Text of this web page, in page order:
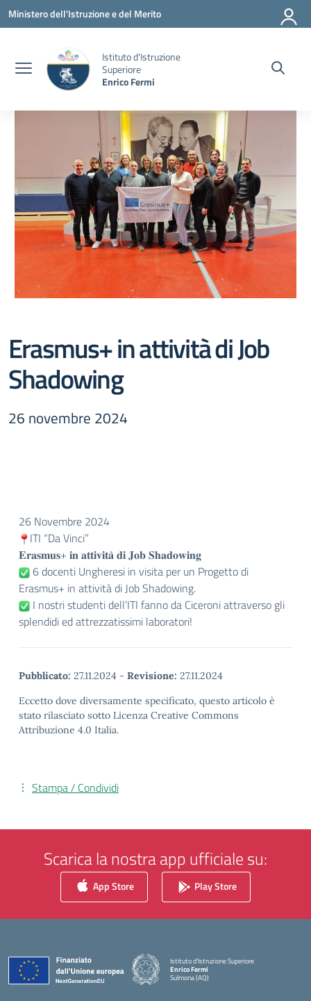
Vai ai contenuti
Vai al menu di navigazione
Vai al footer
Ministero dell'Istruzione e del Merito
Istituto d'Istruzione
Superiore
Enrico Fermi
Erasmus+ in attività di Job
Shadowing
26 novembre 2024
26 Novembre 2024
ITI “Da Vinci”
𝐄𝐫𝐚𝐬𝐦𝐮𝐬+ 𝐢𝐧 𝐚𝐭𝐭𝐢𝐯𝐢𝐭𝐚̀ 𝐝𝐢 𝐉𝐨𝐛 𝐒𝐡𝐚𝐝𝐨𝐰𝐢𝐧𝐠
6 docenti Ungheresi in visita per un Progetto di
Erasmus+ in attività di Job Shadowing.
I nostri studenti dell’ITI fanno da Ciceroni attraverso gli
splendidi ed attrezzatissimi laboratori!
Pubblicato: 27.11.2024 - Revisione: 27.11.2024
Eccetto dove diversamente specificato, questo articolo è
stato rilasciato sotto Licenza Creative Commons
Attribuzione 4.0 Italia.
Stampa / Condividi
Scarica la nostra app ufficiale su:
App Store Play Store
Istituto d'Istruzione Superiore
Enrico Fermi
Sulmona (AQ)
— Visita la pagina iniziale della scuola